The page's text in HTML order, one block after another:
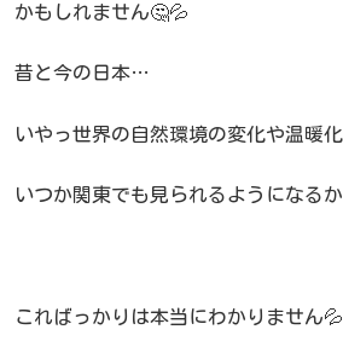
かもしれません🤔💦
昔と今の日本…
いやっ世界の自然環境の変化や温暖化
いつか関東でも見られるようになる
こればっかりは本当にわかりません💦